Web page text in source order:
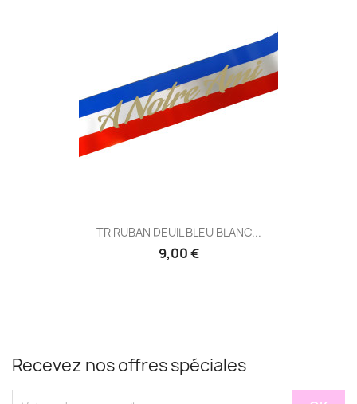
TR RUBAN DEUIL BLEU BLANC...
9,00 €
Recevez nos offres spéciales